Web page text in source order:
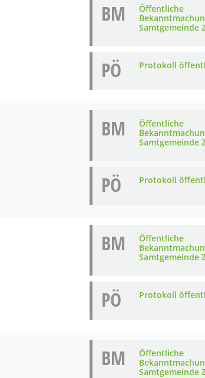
BM
Öffentliche
Samtgemeinde
PÖ Protokoll
BM
Öffentliche
Samtgemeinde
PÖ Protokoll
BM
Öffentliche
Samtgemeinde
PÖ Protokoll
BM
Öffentliche
Samtgemeinde